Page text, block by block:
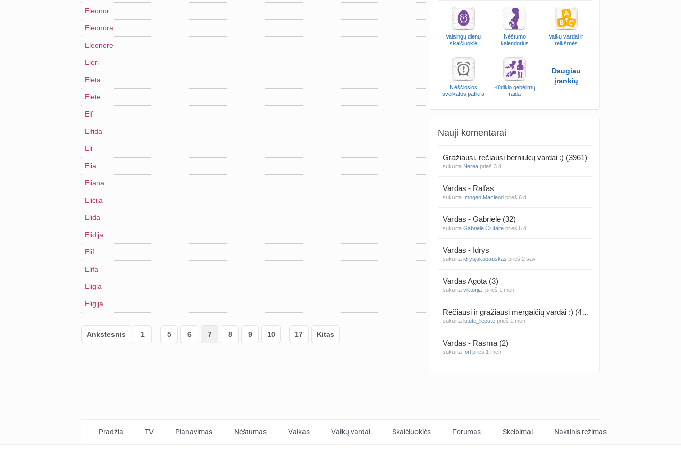
Eleonor
Eleonora
Eleonore
Eleri
Eleta
Eletė
Elf
Elfida
Eli
Elia
Eliana
Elicija
Elida
Elidija
Elif
Elifa
Eligia
Eligija
Ankstesnis 1
...
5 6 7 8 9 10
...
17 Kitas
Vaisingų dienų
skaičiuoklė
Nėštumo
kalendorius
Vaikų vardai ir
reikšmės
Nėščiosios
sveikatos patikra
Kūdikio gebėjimų
raida
Daugiau
įrankių
Nauji komentarai
Gražiausi, rečiausi berniukų vardai :) (3961)
sukurta Nerea prieš 3 d.
Vardas - Ralfas
sukurta Imogen Macleod prieš 6 d.
Vardas - Gabrielė (32)
sukurta Gabrielė Čiūtaitė prieš 6 d.
Vardas - Idrys
sukurta idrysjakubauskas prieš 2 sav.
Vardas Agota (3)
sukurta viktorija- prieš 1 mėn.
Rečiausi ir gražiausi mergaičių vardai :) (4314)
sukurta lutute_liepute prieš 1 mėn.
Vardas - Rasma (2)
sukurta forl prieš 1 mėn.
Vardas - Mila (12)
Vardas - Elija (59)
Pradžia TV Planavimas Nėštumas Vaikas Vaikų vardai Skaičiuoklės Forumas Skelbimai Naktinis režimas